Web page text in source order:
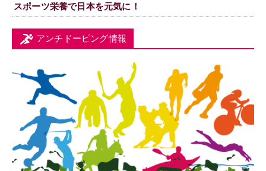
スポーツ栄養で日本を元気に！
アンチドーピング情報